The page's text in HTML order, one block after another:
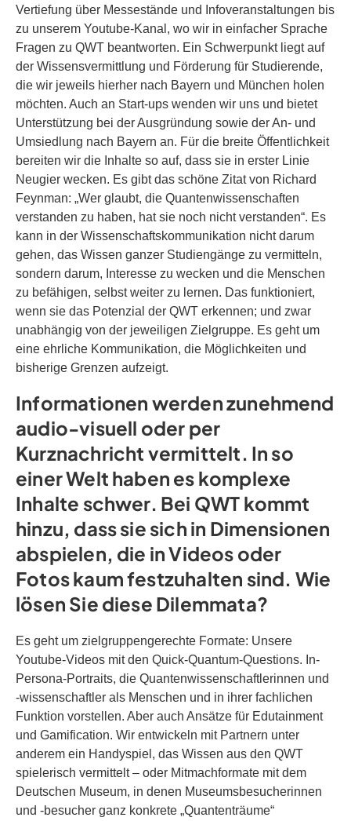
Vertiefung über Messestände und Infoveranstaltungen bis
zu unserem Youtube-Kanal, wo wir in einfacher Sprache
Fragen zu QWT beantworten. Ein Schwerpunkt liegt auf
der Wissensvermittlung und Förderung für Studierende,
die wir jeweils hierher nach Bayern und München holen
möchten. Auch an Start-ups wenden wir uns und bietet
Unterstützung bei der Ausgründung sowie der An- und
Umsiedlung nach Bayern an. Für die breite Öffentlichkeit
bereiten wir die Inhalte so auf, dass sie in erster Linie
Neugier wecken. Es gibt das schöne Zitat von Richard
Feynman: „Wer glaubt, die Quantenwissenschaften
verstanden zu haben, hat sie noch nicht verstanden“. Es
kann in der Wissenschaftskommunikation nicht darum
gehen, das Wissen ganzer Studiengänge zu vermitteln,
sondern darum, Interesse zu wecken und die Menschen
zu befähigen, selbst weiter zu lernen. Das funktioniert,
wenn sie das Potenzial der QWT erkennen; und zwar
unabhängig von der jeweiligen Zielgruppe. Es geht um
eine ehrliche Kommunikation, die Möglichkeiten und
bisherige Grenzen aufzeigt.
Informationen werden zunehmend
audio-visuell oder per
Kurznachricht vermittelt. In so
einer Welt haben es komplexe
Inhalte schwer. Bei QWT kommt
hinzu, dass sie sich in Dimensionen
abspielen, die in Videos oder
Fotos kaum festzuhalten sind. Wie
lösen Sie diese Dilemmata?
Es geht um zielgruppengerechte Formate: Unsere
Youtube-Videos mit den Quick-Quantum-Questions. In-
Persona-Portraits, die Quantenwissenschaftlerinnen und
-wissenschaftler als Menschen und in ihrer fachlichen
Funktion vorstellen. Aber auch Ansätze für Edutainment
und Gamification. Wir entwickeln mit Partnern unter
anderem ein Handyspiel, das Wissen aus den QWT
spielerisch vermittelt – oder Mitmachformate mit dem
Deutschen Museum, in denen Museumsbesucherinnen
und -besucher ganz konkrete „Quantenträume“